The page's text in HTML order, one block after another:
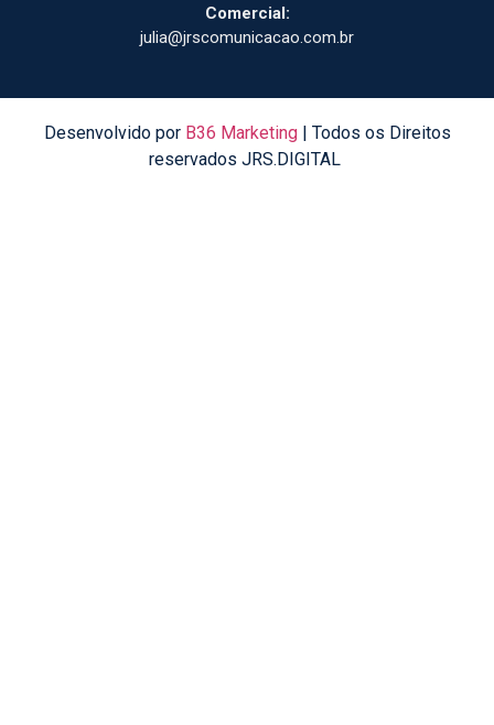
Comercial:
julia@jrscomunicacao.com.br
Desenvolvido por B36 Marketing| Todos os Direitos
reservados JRS.DIGITAL